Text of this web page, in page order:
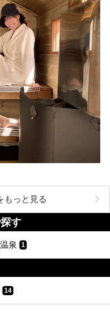
もっと見る
す
泉 1
14